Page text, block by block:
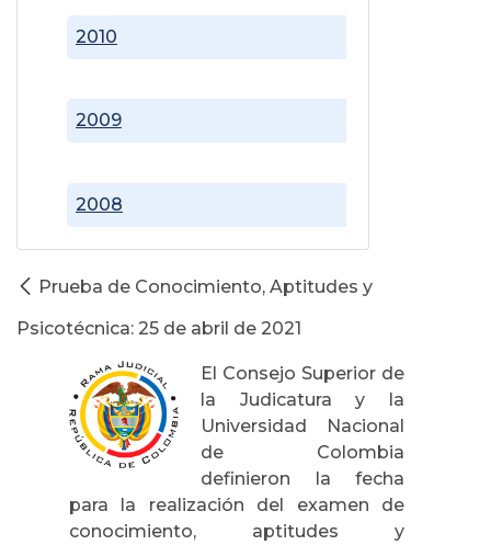
2008
2009
2010
Prueba de Conocimiento, Aptitudes y
Psicotécnica: 25 de abril de 2021
El Consejo Superior de
la Judicatura y la
Universidad Nacional
de Colombia
definieron la fecha
para la realización del examen de
conocimiento, aptitudes y